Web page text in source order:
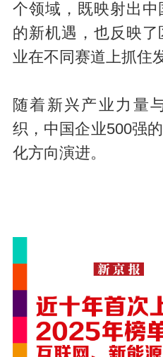
个领域，既映射出
的新机遇，也反映
业在不同赛道上抓住
随着新兴产业力量
织，中国企业500强
化方向演进。